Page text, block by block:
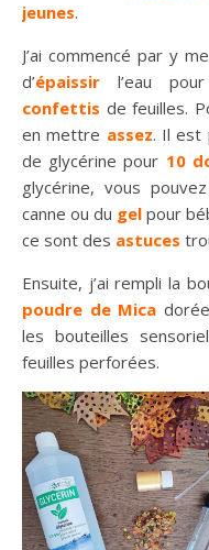
jeunes.
J’ai commencé par y
d’épaissir l’eau
confettis de feuilles.
en mettre assez. Il est
de glycérine pour 10
glycérine, vous
canne ou du gel pour
ce sont des astuces
Ensuite, j’ai rempli la
poudre de Mica
les bouteilles
feuilles perforées.